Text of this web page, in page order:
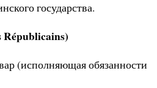
государства.
(исполняющая обязанности